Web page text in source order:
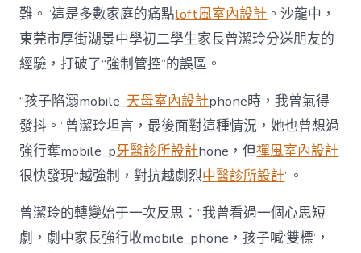
難。”這是多數家庭的痛點loft風室內設計 。沙龍中，
東莞市厚街湖景中學初二學生家長曾潔玲分送朋友的
經驗，打破了“強制管控”的誤區。
“孩子陷溺mobile_天母室內設計phone時，我曾氣得
發抖。”曾潔玲坦言，最後面對這種情況，她也曾想過
強行奪mobile_p牙醫診所設計hone，但禪風室內設計
很快發現“越強制，對抗越劇烈中醫診所設計”。
曾潔玲的轉變始于一次反思：“我曾看過一個心思短
劇，劇中家長強行收mobile_phone，孩子喊‘雙標’，